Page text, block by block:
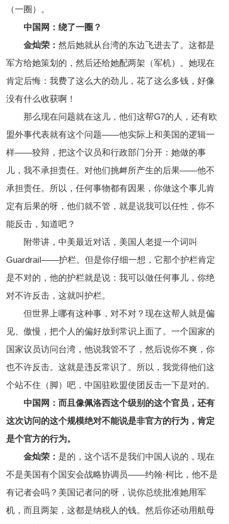
（一圈）。
中国网：绕了一圈？
金灿荣： 然后她就从台湾的东边飞进去了。这都是
军方给她策划的，然后还给她配两架（军机）。她现在
肯定后悔：我费了这么大的劲儿，花了这么多钱，好像
没有什么收获啊！
那么现在问题就在这儿，他们这帮G7的人，还有欧
盟外事代表就有这个问题——他实际上和美国的逻辑一
样——狡辩，把这个议员和行政部门分开：她做的事
儿，我不承担责任。对他们挑衅所产生的后果——他不
承担责任。所以，任何事物都有因果，你做这个事儿肯
定有后果的呀，他们就不管，就是说我可以任性，你不
能反击，知道吧？
附带讲，中美最近对话，美国人老提一个词叫
Guardrail——护栏。但是你仔细一想，它那个护栏肯定
是不对的，他的护栏就是说：我可以做任何事儿，你绝
对不许反击，这就叫护栏。
但世界上哪有这种事，对不对？现在这帮人就是偏
见、傲慢，把个人的偏好放到常识上面了。一个国家的
国家议员访问台湾，他说我管不了，然后说你不爽，你
也不许反击。这就是违反常识了。所以，我觉得他们这
个站不住（脚）吧，中国驻欧盟使团反击一下是对的。
中国网：而且像佩洛西这个级别的这个官员，还有
这次访问的这个规模绝对不能说是非官方的行为，肯定
是个官方的行为。
金灿荣： 是的，这个话不是我们中国人说的，现在
不是美国有个国安会战略协调员——约翰·柯比，他不是
有记者会吗？美国记者问的呀，说你总统批准她用军
机，而且两架，这都是纳税人的钱。然后你还动用航母